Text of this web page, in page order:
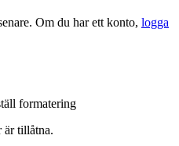
Om du har ett konto, logga
formatering
är tillåtna.